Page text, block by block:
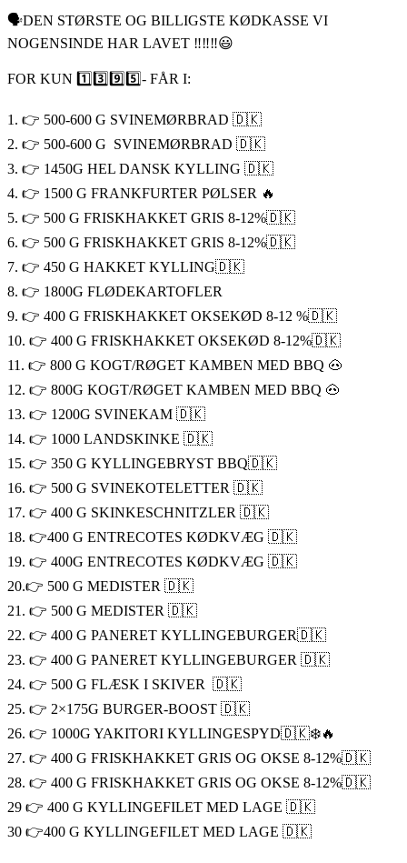
🗣DEN STØRSTE OG BILLIGSTE KØDKASSE VI
NOGENSINDE HAR LAVET ‼️‼️‼️😃
FOR KUN 1️⃣3️⃣9️⃣5️⃣- FÅR I:
1. 👉 500-600 G SVINEMØRBRAD 🇩🇰
2. 👉 500-600 G SVINEMØRBRAD 🇩🇰
3. 👉 1450G HEL DANSK KYLLING 🇩🇰
4. 👉 1500 G FRANKFURTER PØLSER 🔥
5. 👉 500 G FRISKHAKKET GRIS 8-12%🇩🇰
6. 👉 500 G FRISKHAKKET GRIS 8-12%🇩🇰
7. 👉 450 G HAKKET KYLLING🇩🇰
8. 👉 1800G FLØDEKARTOFLER
9. 👉 400 G FRISKHAKKET OKSEKØD 8-12 %🇩🇰
10. 👉 400 G FRISKHAKKET OKSEKØD 8-12%🇩🇰
11. 👉 800 G KOGT/RØGET KAMBEN MED BBQ 🐽
12. 👉 800G KOGT/RØGET KAMBEN MED BBQ 🐽
13. 👉 1200G SVINEKAM 🇩🇰
14. 👉 1000 LANDSKINKE 🇩🇰
15. 👉 350 G KYLLINGEBRYST BBQ🇩🇰
16. 👉 500 G SVINEKOTELETTER 🇩🇰
17. 👉 400 G SKINKESCHNITZLER 🇩🇰
18. 👉400 G ENTRECOTES KØDKVÆG 🇩🇰
19. 👉 400G ENTRECOTES KØDKVÆG 🇩🇰
20.👉 500 G MEDISTER 🇩🇰
21. 👉 500 G MEDISTER 🇩🇰
22. 👉 400 G PANERET KYLLINGEBURGER🇩🇰
23. 👉 400 G PANERET KYLLINGEBURGER 🇩🇰
24. 👉 500 G FLÆSK I SKIVER 🇩🇰
25. 👉 2×175G BURGER-BOOST 🇩🇰
26. 👉 1000G YAKITORI KYLLINGESPYD🇩🇰❄️🔥
27. 👉 400 G FRISKHAKKET GRIS OG OKSE 8-12%🇩🇰
28. 👉 400 G FRISKHAKKET GRIS OG OKSE 8-12%🇩🇰
29 👉 400 G KYLLINGEFILET MED LAGE 🇩🇰
30 👉400 G KYLLINGEFILET MED LAGE 🇩🇰